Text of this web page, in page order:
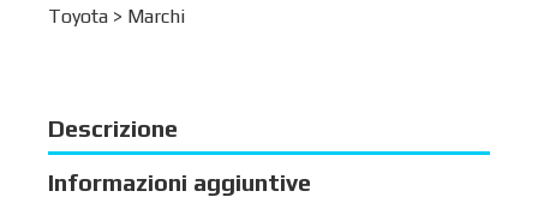
Toyota > Marchi
Descrizione
Informazioni aggiuntive